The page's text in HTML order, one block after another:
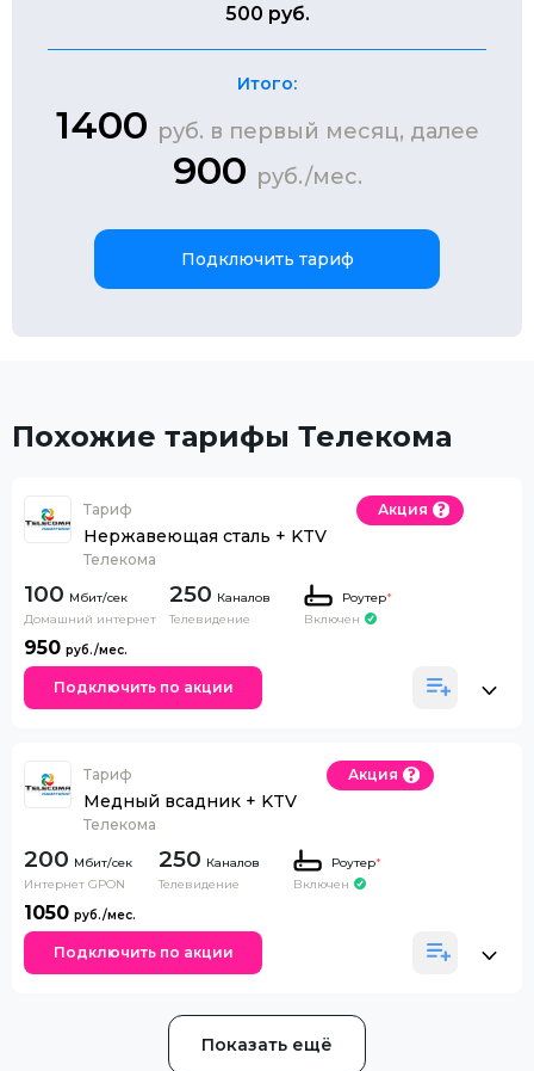
500 руб.
Итого:
1400 руб. в первый месяц, далее
900 руб./мес.
Подключить тариф
Похожие тарифы Телекома
Тариф
Нержавеющая сталь + KTV
Телекома
Акция
100
Домашний интернет
250 Каналов
Телевидение
Роутер*
Включен
950
Подключить по акции
Тариф
Медный всадник + KTV
Телекома
Акция
200
Интернет GPON
250 Каналов
Телевидение
Роутер*
Включен
1050
Подключить по акции
Показать ещё